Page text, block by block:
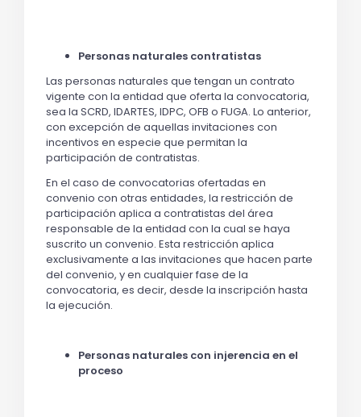
Personas naturales contratistas
Las personas naturales que tengan un contrato
vigente con la entidad que oferta la convocatoria,
sea la SCRD, IDARTES, IDPC, OFB o FUGA. Lo anterior,
con excepción de aquellas invitaciones con
incentivos en especie que permitan la
participación de contratistas.
En el caso de convocatorias ofertadas en
convenio con otras entidades, la restricción de
participación aplica a contratistas del área
responsable de la entidad con la cual se haya
suscrito un convenio. Esta restricción aplica
exclusivamente a las invitaciones que hacen parte
del convenio, y en cualquier fase de la
convocatoria, es decir, desde la inscripción hasta
la ejecución.
Personas naturales con injerencia en el
proceso